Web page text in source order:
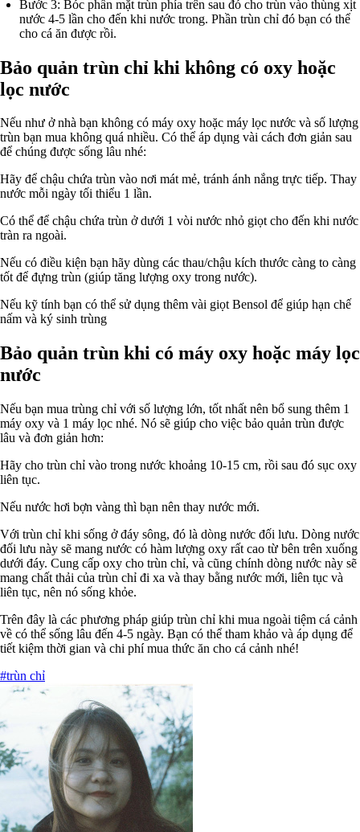
Bước 3: Bóc phần mặt trùn phía trên sau đó cho trùn vào thùng xịt
nước 4-5 lần cho đến khi nước trong. Phần trùn chỉ đó bạn có thể
cho cá ăn được rồi.
Bảo quản trùn chỉ khi không có oxy hoặc
lọc nước
Nếu như ở nhà bạn không có máy oxy hoặc máy lọc nước và số lượng
trùn bạn mua không quá nhiều. Có thể áp dụng vài cách đơn giản sau
để chúng được sống lâu nhé:
Hãy để chậu chứa trùn vào nơi mát mẻ, tránh ánh nắng trực tiếp. Thay
nước mỗi ngày tối thiểu 1 lần.
Có thể để chậu chứa trùn ở dưới 1 vòi nước nhỏ giọt cho đến khi nước
tràn ra ngoài.
Nếu có điều kiện bạn hãy dùng các thau/chậu kích thước càng to càng
tốt để đựng trùn (giúp tăng lượng oxy trong nước).
Nếu kỹ tính bạn có thể sử dụng thêm vài giọt Bensol để giúp hạn chế
nấm và ký sinh trùng
Bảo quản trùn khi có máy oxy hoặc máy lọc
nước
Nếu bạn mua trùng chỉ với số lượng lớn, tốt nhất nên bổ sung thêm 1
máy oxy và 1 máy lọc nhé. Nó sẽ giúp cho việc bảo quản trùn được
lâu và đơn giản hơn:
Hãy cho trùn chỉ vào trong nước khoảng 10-15 cm, rồi sau đó sục oxy
liên tục.
Nếu nước hơi bợn vàng thì bạn nên thay nước mới.
Với trùn chỉ khi sống ở đáy sông, đó là dòng nước đối lưu. Dòng nước
đối lưu này sẽ mang nước có hàm lượng oxy rất cao từ bên trên xuống
dưới đáy. Cung cấp oxy cho trùn chỉ, và cũng chính dòng nước này sẽ
mang chất thải của trùn chỉ đi xa và thay bằng nước mới, liên tục và
liên tục, nên nó sống khỏe.
Trên đây là các phương pháp giúp trùn chỉ khi mua ngoài tiệm cá cảnh
về có thể sống lâu đến 4-5 ngày. Bạn có thể tham khảo và áp dụng để
tiết kiệm thời gian và chi phí mua thức ăn cho cá cảnh nhé!
#trùn chỉ